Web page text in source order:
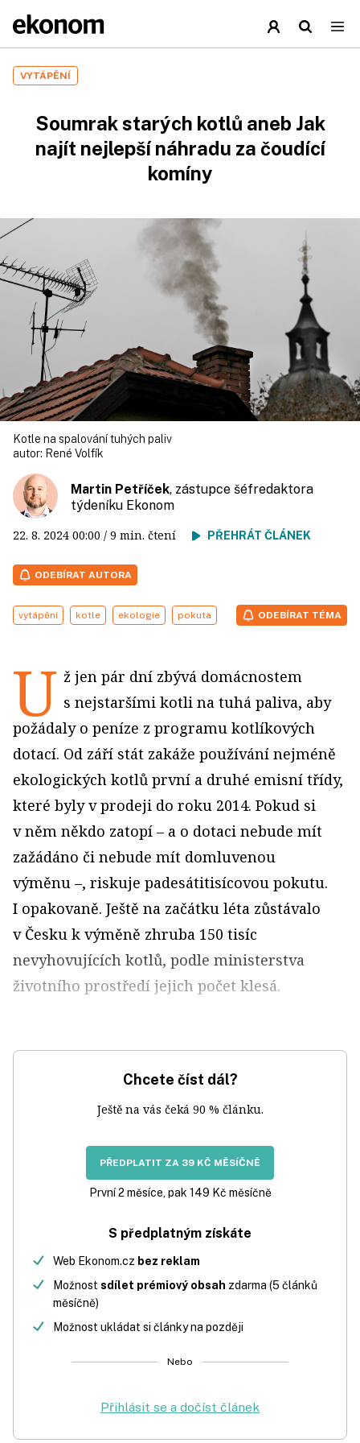
VYTÁPĚNÍ
Soumrak starých kotlů aneb Jak
najít nejlepší náhradu za čoudící
komíny
Kotle na spalování tuhých paliv
autor: René Volfík
Martin Petříček, zástupce šéfredaktora
týdeníku Ekonom
22. 8. 2024 00:00 / 9 min. čtení PŘEHRÁT ČLÁNEK
ODEBÍRAT AUTORA
vytápění kotle ekologie pokuta ODEBÍRAT TÉMA
U ž jen pár dní zbývá domácnostem
s nejstaršími kotli na tuhá paliva, aby
požádaly o peníze z programu kotlíkových
dotací. Od září stát zakáže používání nejméně
ekologických kotlů první a druhé emisní třídy,
které byly v prodeji do roku 2014. Pokud si
v něm někdo zatopí – a o dotaci nebude mít
zažádáno či nebude mít domluvenou
výměnu –, riskuje padesátitisícovou pokutu.
I opakovaně. Ještě na začátku léta zůstávalo
v Česku k výměně zhruba 150 tisíc
nevyhovujících kotlů, podle ministerstva
životního prostředí jejich počet klesá.
Chcete číst dál?
Ještě na vás čeká 90 % článku.
PŘEDPLATIT ZA 39 KČ MĚSÍČNĚ
První 2 měsíce, pak 149 Kč měsíčně
S předplatným získáte
Web Ekonom.cz bez reklam
Možnost sdílet prémiový obsah zdarma (5 článků
měsíčně)
Možnost ukládat si články na později
Nebo
Přihlásit se a dočíst článek